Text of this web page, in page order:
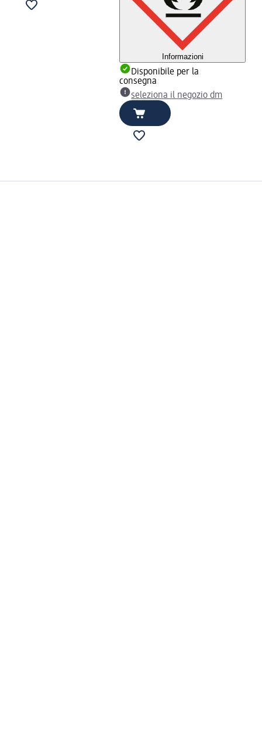
Informazioni
Disponibile per la
consegna
seleziona il negozio dm